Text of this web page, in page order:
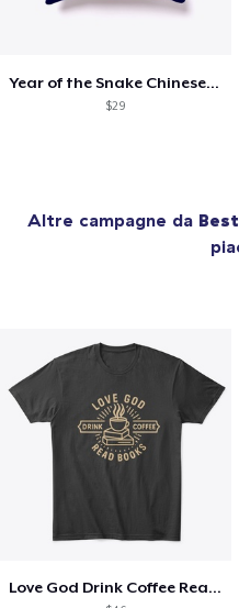
Year of the Snake Chinese New Year
$29
Altre campagne da
Love God Drink Coffee Read Books